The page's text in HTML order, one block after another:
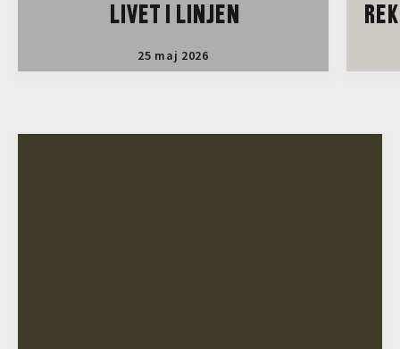
LIVET I LINJEN
25 maj 2026